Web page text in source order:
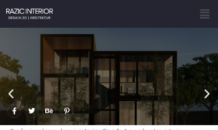
content
F
a
e
T
w
t
B
e
h
a
P
i
n
t